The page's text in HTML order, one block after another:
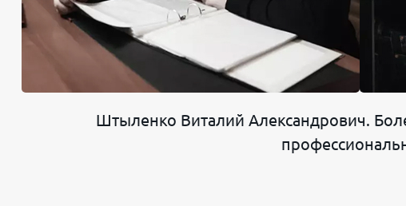
Штыленко Виталий Александрович.